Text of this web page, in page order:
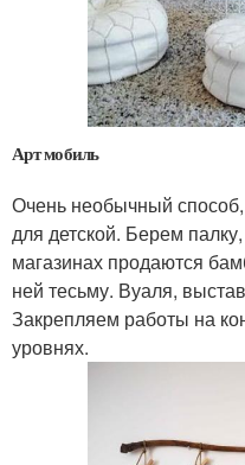
Арт мобиль
Очень необычный
для детской. Берем
магазинах продаются
ней тесьму. Вуаля,
Закрепляем работы на
уровнях.